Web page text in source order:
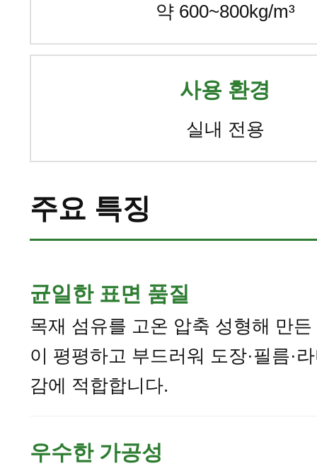
약 600~800kg/m³
사용 환경
실내 전용
주요 특징
균일한 표면 품질
목재 섬유를 고온 압축 성형해 만
이 평평하고 부드러워 도장·필름·
감에 적합합니다.
우수한 가공성